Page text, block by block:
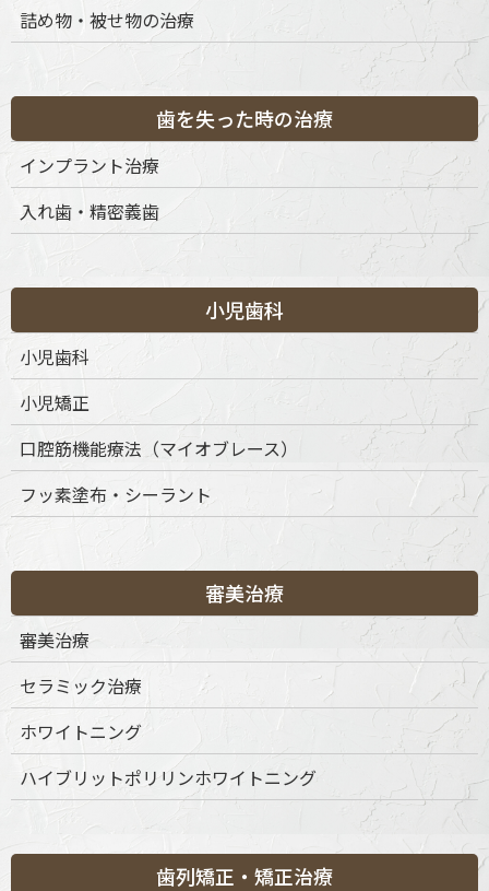
〒151-0063 東京都渋谷区富ケ谷1丁目51-4 代々木八幡メディカ
ルモール4階
ご予約・お問合せ：
インターネット予約：
診療時間 土
9:30-13:30
◎ ◎ ◎ ◎ ◎ ◎ ◎
◎
15:00-19:00
◎
◎
※休診日：不定休
詰め物・被せ物の治療
歯を失った時の治療
インプラント治療
入れ歯・精密義歯
小児歯科
小児歯科
小児矯正
口腔筋機能療法（マイオブレース）
フッ素塗布・シーラント
審美治療
審美治療
セラミック治療
ホワイトニング
ハイブリットポリリンホワイトニング
歯列矯正・矯正治療